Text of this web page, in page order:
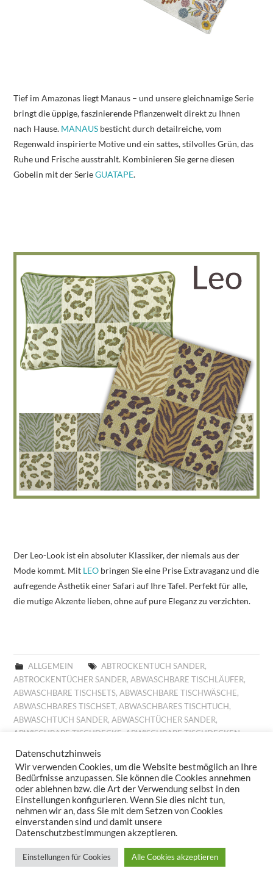
Tief im Amazonas liegt Manaus – und unsere gleichnamige Serie
bringt die üppige, faszinierende Pflanzenwelt direkt zu Ihnen
nach Hause. MANAUS besticht durch detailreiche, vom
Regenwald inspirierte Motive und ein sattes, stilvolles Grün, das
Ruhe und Frische ausstrahlt. Kombinieren Sie gerne diesen
Gobelin mit der SerieGUATAPE.
Der Leo-Look ist ein absoluter Klassiker, der niemals aus der
Mode kommt. Mit LEO bringen Sie eine Prise Extravaganz und die
aufregende Ästhetik einer Safari auf Ihre Tafel. Perfekt für alle,
die mutige Akzente lieben, ohne auf pure Eleganz zu verzichten.
ALLGEMEIN ABTROCKENTUCH SANDER,
ABTROCKENTÜCHER SANDER,ABWASCHBARE TISCHLÄUFER,
ABWASCHBARE TISCHSETS,ABWASCHBARE TISCHWÄSCHE,
ABWASCHBARES TISCHSET,ABWASCHBARES TISCHTUCH,
ABWASCHTUCH SANDER,ABWASCHTÜCHER SANDER,
ABWISCHBARE TISCHDECKE
ABWISCHBARE TISCHDECKEN
ABWISCHBARES TISCHTUCH
ALLROUND BASKET GOBELIN , AUFLEGER GOBELIN,BESTICKTE
WOLLKISSEN,BESTICKTES WOLLKISSEN,BILLIGE KISSEN,
BILLIGE TISCHDECKE,BILLIGE TISCHLÄUFER, BILLIGE
TISCHWÄSCHE,BILLIGES TISCHTUCH,BROTKORB FRÜHLING
BROTKORB HERBST,BROTKORB SANDER
DIGITALDRUCK FRÜHLING
TISCHDECKE,FESTLICHE TISCHDECKEN,FESTLICHE
TISCHTÜCHER,FESTLICHES TISCHTUCH,
Datenschutzhinweis
Wir verwenden Cookies, um die Website bestmöglich an Ihre
Bedürfnisse anzupassen. Sie können die Cookies annehmen
oder ablehnen bzw. die Art der Verwendung selbst in den
Einstellungen konfigurieren. Wenn Sie dies nicht tun,
nehmen wir an, dass Sie mit dem Setzen von Cookies
einverstanden sind und damit unsere
Datenschutzbestimmungen akzeptieren.
Einstellungen für Cookies Alle Cookies akzeptieren